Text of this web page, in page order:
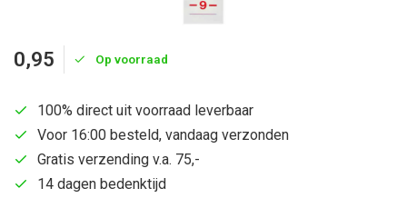
0,95 Op voorraad
100% direct uit voorraad leverbaar
Voor 16:00 besteld, vandaag verzonden
Gratis verzending v.a. 75,-
14 dagen bedenktijd